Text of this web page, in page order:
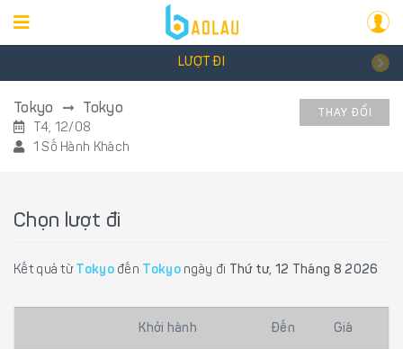
LƯỢT ĐI
Tokyo Tokyo
T4, 12/08
1 Số Hành Khách
THAY ĐỔI
Chọn lượt đi
Kết quả từ Tokyođến Tokyongày đi Thứ tư, 12 Tháng 8 2026
Khởi hành Đến Giá